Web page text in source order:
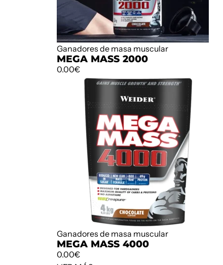
Ganadores de masa muscular
MEGA MASS 2000
0.00€
Ganadores de masa muscular
MEGA MASS 4000
0.00€